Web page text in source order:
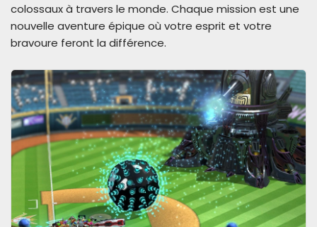
colossaux à travers le monde. Chaque mission est une
nouvelle aventure épique où votre esprit et votre
bravoure feront la différence.